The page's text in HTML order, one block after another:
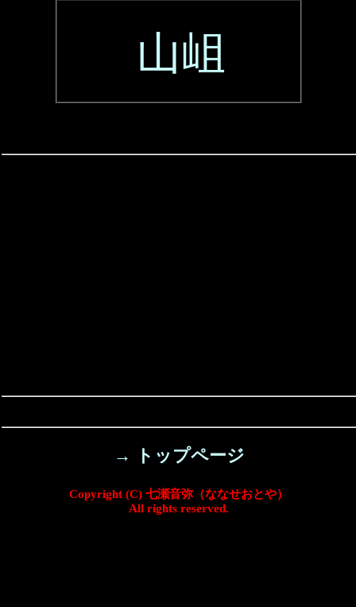
山岨
→ トップページ
Copyright (C) 七瀬音弥（ななせおとや）
All rights reserved.